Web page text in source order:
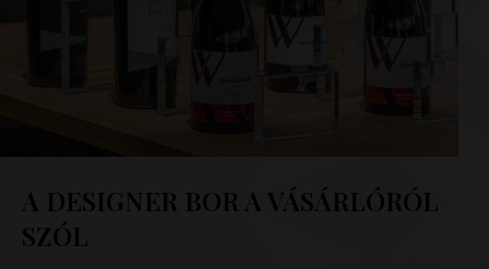
A DESIGNER BOR A VÁSÁRLÓRÓL
SZÓL